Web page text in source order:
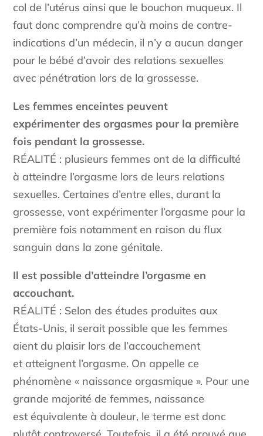
col de l’utérus ainsi que le bouchon muqueux. Il
faut donc comprendre qu’à moins de contre-
indications d’un médecin, il n’y a aucun danger
pour le bébé d’avoir des relations sexuelles
avec pénétration lors de la grossesse.
Les femmes enceintes peuvent
expérimenter des orgasmes pour la première
fois pendant la grossesse.
RÉALITÉ : plusieurs femmes ont de la difficulté
à atteindre l’orgasme lors de leurs relations
sexuelles. Certaines d’entre elles, durant la
grossesse, vont expérimenter l’orgasme pour la
première fois notamment en raison du flux
sanguin dans la zone génitale.
Il est possible d’atteindre l’orgasme en
accouchant.
RÉALITÉ : Selon des études produites aux
États-Unis, il serait possible que les femmes
aient du plaisir lors de l’accouchement
et atteignent l’orgasme. On appelle ce
phénomène « naissance orgasmique ». Pour une
grande majorité de femmes, naissance
est équivalente à douleur, le terme est donc